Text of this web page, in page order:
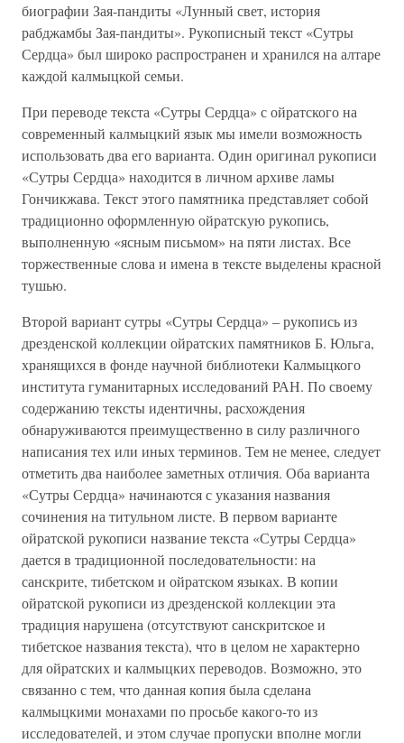
биографии Зая-пандиты «Лунный свет, история
рабджамбы Зая-пандиты». Рукописный текст «Сутры
Сердца» был широко распространен и хранился на алтаре
каждой калмыцкой семьи.
При переводе текста «Сутры Сердца» с ойратского на
современный калмыцкий язык мы имели возможность
использовать два его варианта. Один оригинал рукописи
«Сутры Сердца» находится в личном архиве ламы
Гончикжава. Текст этого памятника представляет собой
традиционно оформленную ойратскую рукопись,
выполненную «ясным письмом» на пяти листах. Все
торжественные слова и имена в тексте выделены красной
тушью.
Второй вариант сутры «Сутры Сердца» – рукопись из
дрезденской коллекции ойратских памятников Б. Юльга,
хранящихся в фонде научной библиотеки Калмыцкого
института гуманитарных исследований РАН. По своему
содержанию тексты идентичны, расхождения
обнаруживаются преимущественно в силу различного
написания тех или иных терминов. Тем не менее, следует
отметить два наиболее заметных отличия. Оба варианта
«Сутры Сердца» начинаются с указания названия
сочинения на титульном листе. В первом варианте
ойратской рукописи название текста «Сутры Сердца»
дается в традиционной последовательности: на
санскрите, тибетском и ойратском языках. В копии
ойратской рукописи из дрезденской коллекции эта
традиция нарушена (отсутствуют санскритское и
тибетское названия текста), что в целом не характерно
для ойратских и калмыцких переводов. Возможно, это
связанно с тем, что данная копия была сделана
калмыцкими монахами по просьбе какого-то из
исследователей, и этом случае пропуски вполне могли